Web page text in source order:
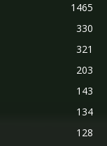
1465
330
321
203
143
134
128